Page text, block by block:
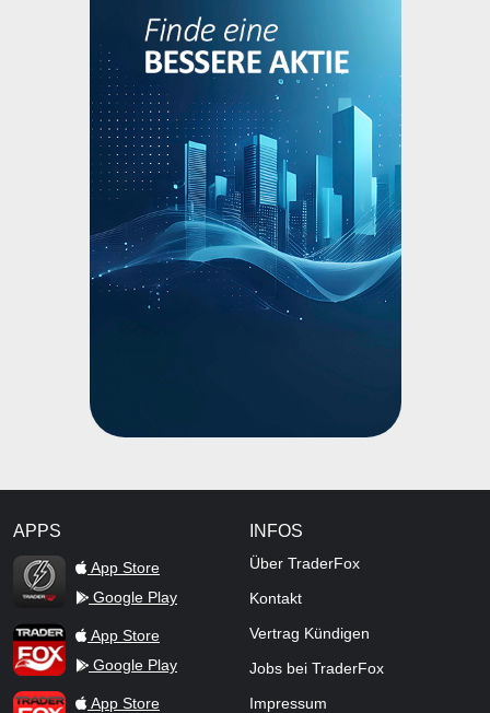
APPS
TraderFox Flash
App Store
Google Play
TraderFox AppApp Store
Google Play
TraderFox ProApp Store
INFOS
Über TraderFox
Kontakt
Vertrag Kündigen
Jobs bei TraderFox
Impressum